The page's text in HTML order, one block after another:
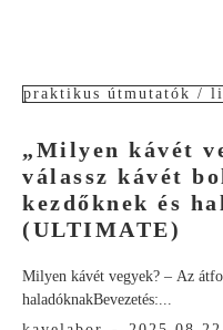
praktikus útmutatók /
„Milyen kávét
válassz kávét
kezdőknek és
(ULTIMATE)
Milyen kávét vegyek? – Az
haladóknakBevezetés:...